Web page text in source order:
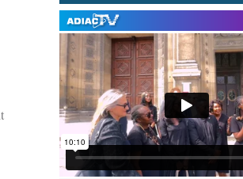
07-08-2026 11:03
SportFootball, le week-end des
des Congolais de la diaspora en
(matches aller du 3e tour)
07-08-2026 10:18
Afrique de l'Ouest :